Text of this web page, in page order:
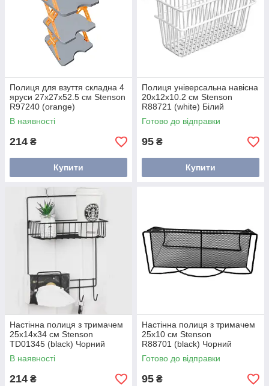
Полиця для взуття складна 4
яруси 27x27x52.5 см Stenson
R97240 (orange)
Помаранчевий
В наявності
214 ₴
Купити
Полиця універсальна навісна
20х12х10.2 см Stenson
R88721 (white) Білий
Готово до відправки
95 ₴
Купити
Настінна полиця з тримачем
25x14x34 см Stenson
TD01345 (black) Чорний
В наявності
214 ₴
Настінна полиця з тримачем
25x10 см Stenson
R88701 (black) Чорний
Готово до відправки
95 ₴